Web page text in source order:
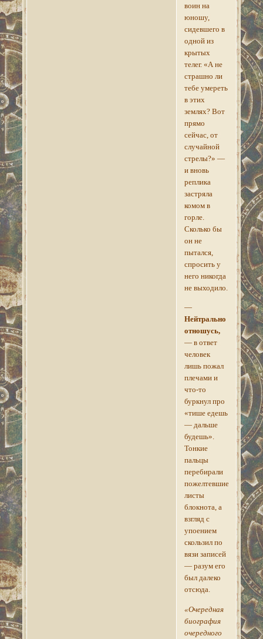
воин на
юношу,
сидевшего в
одной из
крытых
телег. «А не
страшно ли
тебе умереть
в этих
землях? Вот
прямо
сейчас, от
случайной
стрелы?» —
и вновь
реплика
застряла
комом в
горле.
Сколько бы
он не
пытался,
спросить у
него никогда
не выходило.
—
Нейтрально
отношусь,
— в ответ
человек
лишь пожал
плечами и
что-то
буркнул про
«тише едешь
— дальше
будешь».
Тонкие
пальцы
перебирали
пожелтевшие
листы
блокнота, а
взгляд с
упоением
скользил по
вязи записей
— разум его
был далеко
отсюда.
«Очередная
биография
очередного